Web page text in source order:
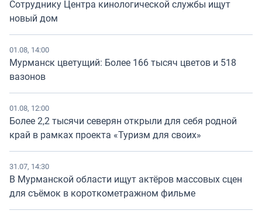
Сотруднику Центра кинологической службы ищут
новый дом
01.08, 14:00
Мурманск цветущий: Более 166 тысяч цветов и 518
вазонов
01.08, 12:00
Более 2,2 тысячи северян открыли для себя родной
край в рамках проекта «Туризм для своих»
31.07, 14:30
В Мурманской области ищут актёров массовых сцен
для съёмок в короткометражном фильме